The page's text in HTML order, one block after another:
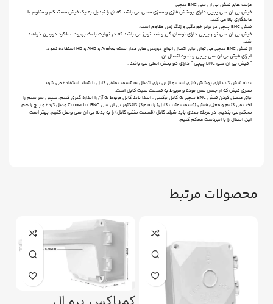
مزیت های فیش بی ان سی BNC پیچی
فیش بی ان سی پیچی دارای پوشش فلزی و مغزی مسی می باشد که آن را تبدیل به یک فیش مستحکم و مقاوم با
ماندگاری بالا می کند.
فیش BNC پیچی در برابر خوردگی و زنگ زدن مقاوم است.
فیش بی ان سی نوع پیچی دارای نوسان گیر و ضد نویز می باشد که در نهایت باعث بهبود عملکرد دوربین خواهد
شد.
از فیش BNC پیچی می توان برای اتصال انواع دوربین های مدار بسته Analog و AHD و HD استفاده نمود.
اجزای فیش بی ان سی پیچی و نحوه اتصال آن
” فیش بی ان سی BNC پیچی ” دارای دو بخش اصلی می باشد :
بدنه فیش که دارای پوشش فلزی است و از آن برای اتصال به قسمت منفی کابل یا شیلد استفاده می شود.
مغزی فیش که از جنس مس بوده و مربوط به قسمت مثبت کابل است.
برای متصل کردن فیش BNC پیچی به کابل ترکیبی ، ابتدا باید کابل مربوط به آن را اندازه گیری کنیم. سپس سر سیم را
لخت می کنیم و مغزی فیش (قسمت مثبت کابل) را به مرکز کانکتور بی ان سی Connector BNC وصل کرده و پیچ را هم
محکم می بندیم. در مرحله بعدی باید شیلد کابل (قسمت منفی کابل) را به بدنه بی ان سی وصل کنیم. بهتر است
این اتصال را با انبردست محکم کنیم.
محصولات مرتبط